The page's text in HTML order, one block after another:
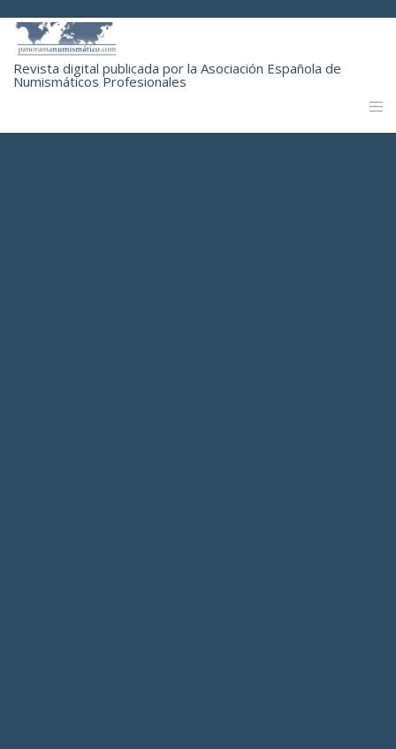
Revista digital publicada por la Asociación Española de
Numismáticos Profesionales